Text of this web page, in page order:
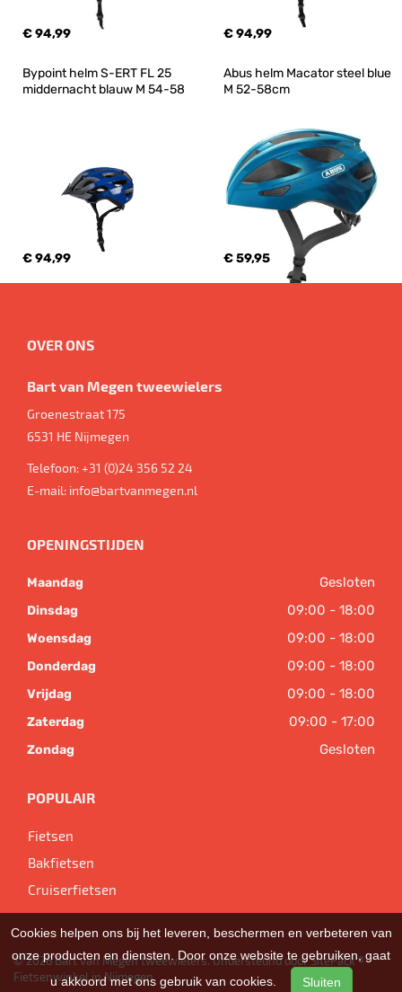
€ 94,99 € 94,99
Bypoint helm S-ERT FL 25
middernacht blauw M 54-58
€ 94,99
Abus helm Macator steel blue
M 52-58cm
€ 59,95
OVER ONS
Bart van Megen tweewielers
Groenestraat 175
6531 HE Nijmegen
Telefoon:+31 (0)24 356 52 24
E-mail: info@bartvanmegen.nl
OPENINGSTIJDEN
Maandag Gesloten
Dinsdag 09:00 - 18:00
Woensdag 09:00 - 18:00
Donderdag 09:00 - 18:00
Vrijdag 09:00 - 18:00
Zaterdag 09:00 - 17:00
Zondag Gesloten
POPULAIR
Fietsen
Bakfietsen
Cruiserfietsen
© 2026 Bart van Megen tweewielers. Ondersteund doorSitePack ®
Fietsenwinkel in Nijmegen
Cookies helpen ons bij het leveren, beschermen en verbeteren van
onze producten en diensten. Door onze website te gebruiken, gaat
u akkoord met ons gebruik van cookies.
Sluiten